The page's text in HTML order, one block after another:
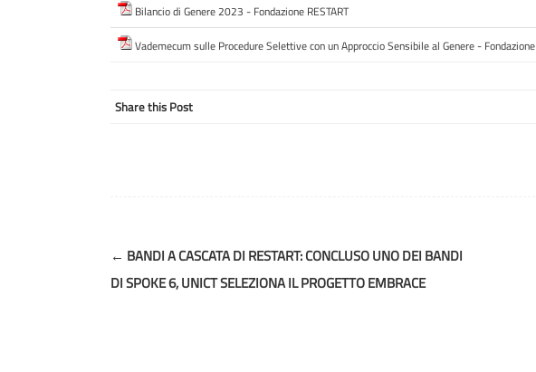
Bilancio di Genere 2023 - Fondazione RESTART
Vademecum sulle Procedure Selettive con un Approccio Sensibile al Genere - Fondazione
Share this Post
Post
navigation
← BANDI A CASCATA DI RESTART: CONCLUSO UNO DEI BANDI
DI SPOKE 6, UNICT SELEZIONA IL PROGETTO EMBRACE